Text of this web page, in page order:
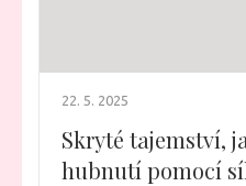
22. 5. 2025
Skryté tajemství,
hubnutí pomocí